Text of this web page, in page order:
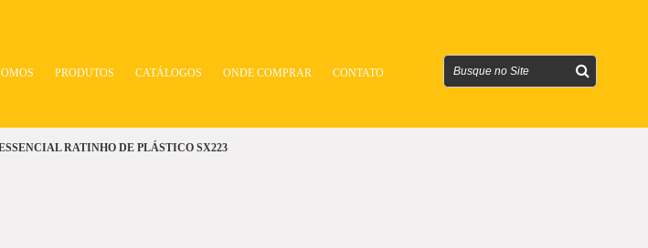
PRODUTOS CATÁLOGOS ONDE COMPRAR CONTATO
RATINHO DE PLÁSTICO SX223